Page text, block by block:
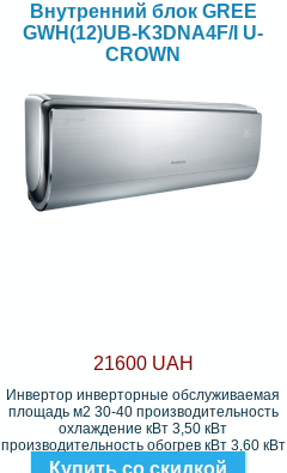
Внутренний блок GREE
GWH(12)UB-K3DNA4F/I U-
CROWN
21600 UAH
Инвертор инверторные обслуживаемая
площадь м2 30-40 производительность
охлаждение кВт 3,50 кВт
производительность обогрев кВт 3,60 кВт
Фреон R410
Купить со скидкой